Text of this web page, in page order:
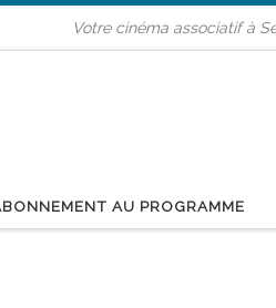
Votre cinéma associatif à
AU PROGRAMME